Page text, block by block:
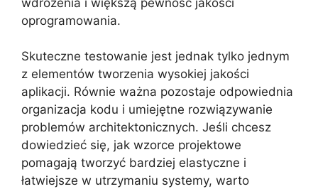
oprogramowania.
Skuteczne testowanie jest jednak tylko jednym
z elementów tworzenia wysokiej jakości
aplikacji. Równie ważna pozostaje odpowiednia
organizacja kodu i umiejętne rozwiązywanie
problemów architektonicznych. Jeśli chcesz
dowiedzieć się, jak wzorce projektowe
pomagają tworzyć bardziej elastyczne i
łatwiejsze w utrzymaniu systemy, warto